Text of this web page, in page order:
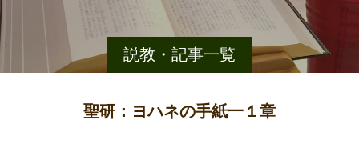
説教・記事一覧
聖研：ヨハネの手紙一１章